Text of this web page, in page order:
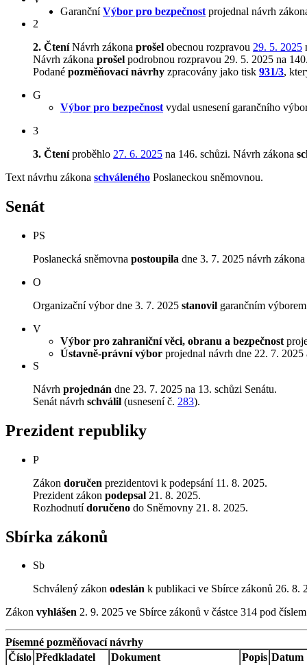
GarančníVýbor pro bezpečnost projednal návrh
2
2. ČteníNávrh zákona prošel obecnou rozpravou 29. 5. 2025
Návrh zákona prošel podrobnou rozpravou 29. 5. 2025 na
Podané pozměňovací návrhy zpracovány jako tisk 931/3,
G
Výbor pro bezpečnost vydal usnesení garančního
3
3. Čteníproběhlo 27. 6. 2025 na 146. schůzi. Návrh zákona
Text návrhu zákona schváleného Poslaneckou sněmovnou.
Senát
PS
Poslanecká sněmovna postoupila dne 3. 7. 2025 návrh
O
Organizační výbor dne 3. 7. 2025 stanovil garančním
V
Výbor pro zahraniční věci, obranu a bezpečnost
Ústavně-právní výbor projednal návrh dne 22. 7.
S
Návrh projednán dne 23. 7. 2025 na 13. schůzi Senátu.
Senát návrh schválil (usnesení č. 283).
Prezident republiky
P
Zákon doručen prezidentovi k podepsání 11. 8. 2025.
Prezident zákon podepsal 21. 8. 2025.
Rozhodnutídoručeno do Sněmovny 21. 8. 2025.
Sbírka zákonů
Sb
Schválený zákon odeslán k publikaci ve Sbírce zákonů 26. 8.
Zákon vyhlášen 2. 9. 2025 ve Sbírce zákonů v částce 314 pod
Písemné pozměňovací návrhy
Číslo Předkladatel Dokument Popis Datum